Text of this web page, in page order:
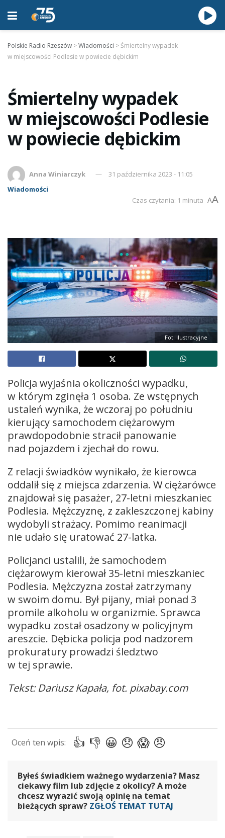
Polskie Radio Rzeszów >Wiadomości >Śmiertelny wypadek
w miejscowości Podlesie w powiecie dębickim
Śmiertelny wypadek
w miejscowości Podlesie
w powiecie dębickim
Anna Winiarczyk
31 października 2023 - 11:05
Wiadomości
Czas czytania: 1 minuta AA
Fot. ilustracyjne
Policja wyjaśnia okoliczności wypadku,
w którym zginęła 1 osoba. Ze wstępnych
ustaleń wynika, że wczoraj po południu
kierujący samochodem ciężarowym
prawdopodobnie stracił panowanie
nad pojazdem i zjechał do rowu.
Z relacji świadków wynikało, że kierowca
oddalił się z miejsca zdarzenia. W ciężarówce
znajdował się pasażer, 27-letni mieszkaniec
Podlesia. Mężczyznę, z zakleszczonej kabiny
wydobyli strażacy. Pomimo reanimacji
nie udało się uratować 27-latka.
Policjanci ustalili, że samochodem
ciężarowym kierował 35-letni mieszkaniec
Podlesia. Mężczyzna został zatrzymany
w swoim domu. Był pijany, miał ponad 3
promile alkoholu w organizmie. Sprawca
wypadku został osadzony w policyjnym
areszcie. Dębicka policja pod nadzorem
prokuratury prowadzi śledztwo
w tej sprawie.
Tekst: Dariusz Kapała, fot. pixabay.com
Byłeś świadkiem ważnego wydarzenia? Masz
ciekawy film lub zdjęcie z okolicy? A może
chcesz wyrazić swoją opinię na temat
bieżących spraw? ZGŁOŚ TEMAT TUTAJ